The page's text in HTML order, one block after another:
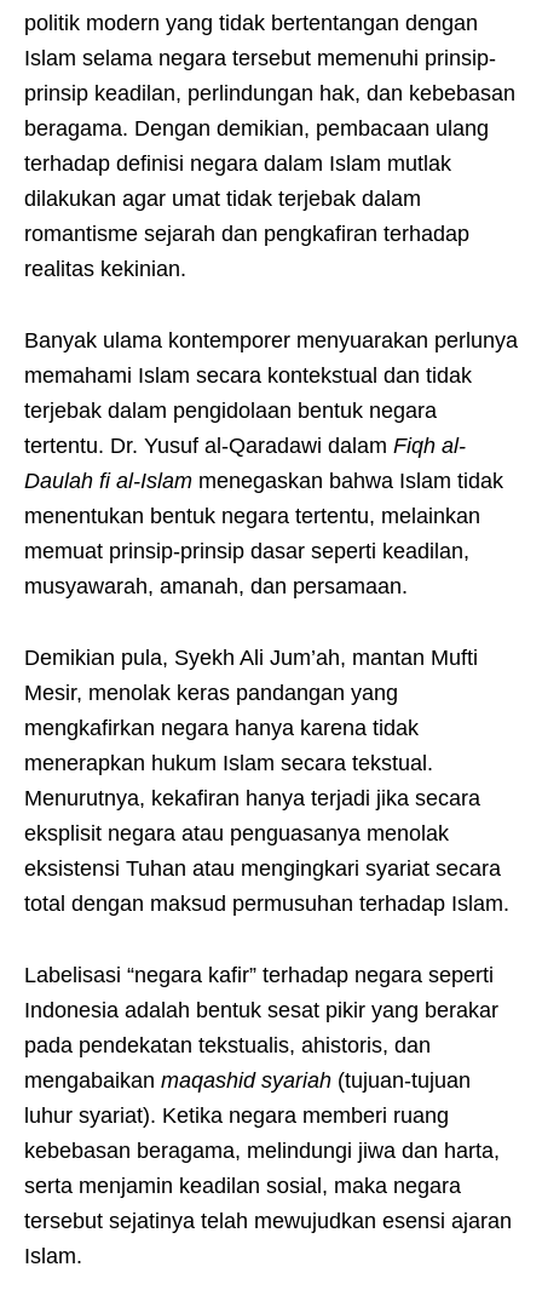
politik modern yang tidak bertentangan dengan
Islam selama negara tersebut memenuhi prinsip-
prinsip keadilan, perlindungan hak, dan kebebasan
beragama. Dengan demikian, pembacaan ulang
terhadap definisi negara dalam Islam mutlak
dilakukan agar umat tidak terjebak dalam
romantisme sejarah dan pengkafiran terhadap
realitas kekinian.
Banyak ulama kontemporer menyuarakan perlunya
memahami Islam secara kontekstual dan tidak
terjebak dalam pengidolaan bentuk negara
tertentu. Dr. Yusuf al-Qaradawi dalam Fiqh al-
Daulah fi al-Islam menegaskan bahwa Islam tidak
menentukan bentuk negara tertentu, melainkan
memuat prinsip-prinsip dasar seperti keadilan,
musyawarah, amanah, dan persamaan.
Demikian pula, Syekh Ali Jum’ah, mantan Mufti
Mesir, menolak keras pandangan yang
mengkafirkan negara hanya karena tidak
menerapkan hukum Islam secara tekstual.
Menurutnya, kekafiran hanya terjadi jika secara
eksplisit negara atau penguasanya menolak
eksistensi Tuhan atau mengingkari syariat secara
total dengan maksud permusuhan terhadap Islam.
Labelisasi “negara kafir” terhadap negara seperti
Indonesia adalah bentuk sesat pikir yang berakar
pada pendekatan tekstualis, ahistoris, dan
mengabaikan maqashid syariah (tujuan-tujuan
luhur syariat). Ketika negara memberi ruang
kebebasan beragama, melindungi jiwa dan harta,
serta menjamin keadilan sosial, maka negara
tersebut sejatinya telah mewujudkan esensi ajaran
Islam.